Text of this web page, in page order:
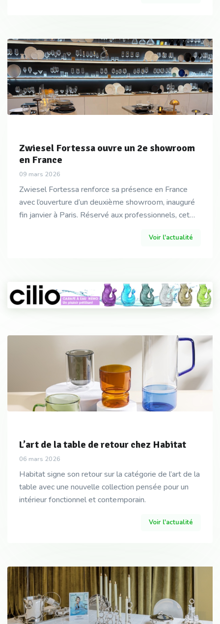
Zwiesel Fortessa ouvre un 2e showroom
en France
09 mars 2026
Zwiesel Fortessa renforce sa présence en France
avec l’ouverture d’un deuxième showroom, inauguré
fin janvier à Paris. Réservé aux professionnels, cet
Voir l'actualité
L’art de la table de retour chez Habitat
06 mars 2026
Habitat signe son retour sur la catégorie de l’art de la
table avec une nouvelle collection pensée pour un
intérieur fonctionnel et contemporain.
Voir l'actualité